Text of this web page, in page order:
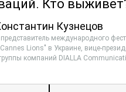
Кто
Кузнецов
международного
Lions" в Украине, вице-
компаний DIALLA